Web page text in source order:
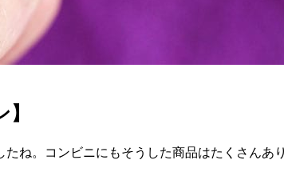
ね。コンビニにもそうした商品はたくさんあ